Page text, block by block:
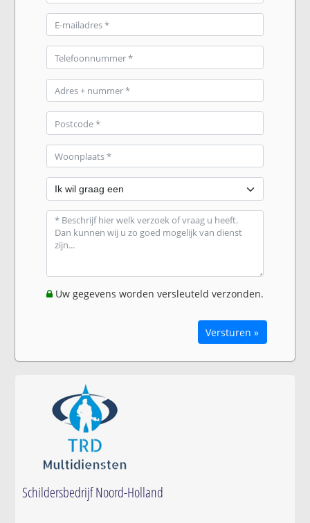
Uw gegevens worden versleuteld verzonden.
Versturen »
Schildersbedrijf Noord-Holland